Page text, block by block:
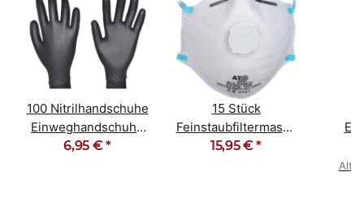
100 Nitrilhandschuhe
Einweghandschuhe
ungepudert schwarz
6,95 €*
15 Stück
Feinstaubfiltermaske
Staubmaske FFP2
15,95 €*